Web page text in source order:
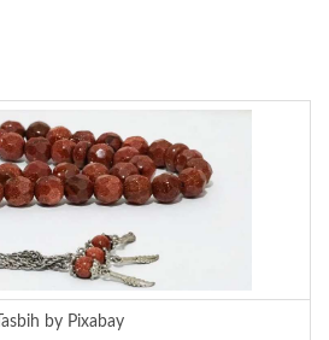
Tasbih by Pixabay